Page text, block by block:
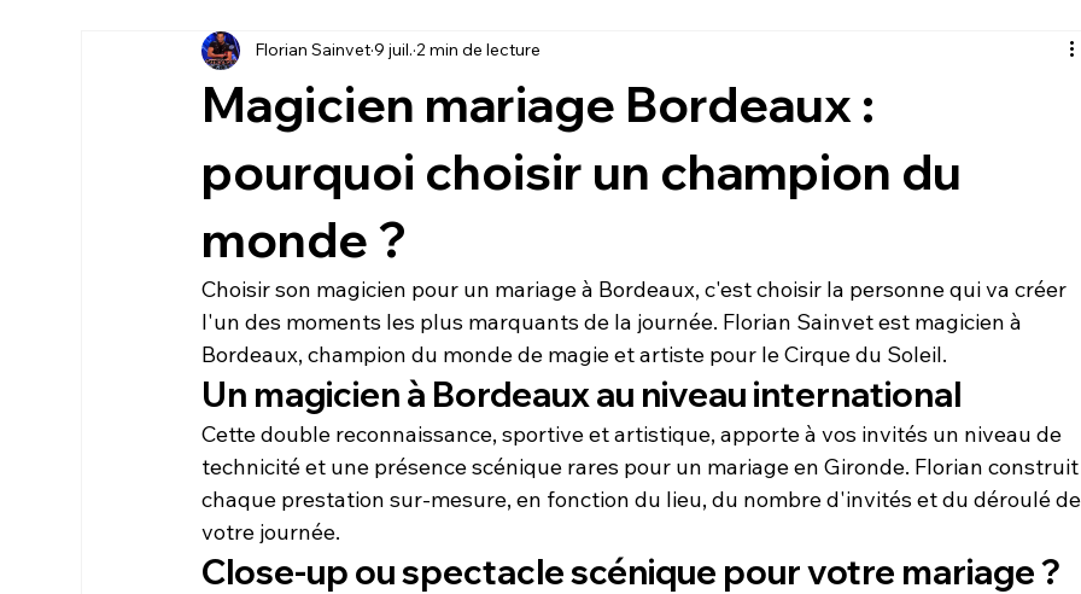
Magicien mariage Bordeaux :
pourquoi choisir un champion du
monde ?
Florian Sainvet9 juil. 2 min de lecture
Choisir son magicien pour un mariage à Bordeaux, c'est choisir la personne qui va créer
l'un des moments les plus marquants de la journée. Florian Sainvet est magicien à
Bordeaux, champion du monde de magie et artiste pour le Cirque du Soleil.
Un magicien à Bordeaux au niveau international
Cette double reconnaissance, sportive et artistique, apporte à vos invités un niveau de
technicité et une présence scénique rares pour un mariage en Gironde. Florian
chaque prestation sur-mesure, en fonction du lieu, du nombre d'invités et du déroulé
votre journée.
Close-up ou spectacle scénique pour votre mariage ?